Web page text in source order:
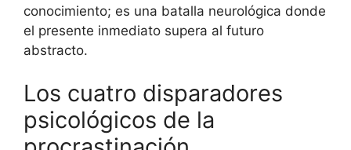
conocimiento; es una batalla neurológica donde
el presente inmediato supera al futuro
abstracto.
Los cuatro disparadores
psicológicos de la